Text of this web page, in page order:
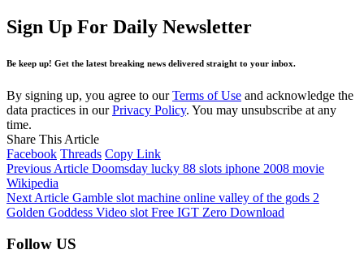
Sign Up For Daily Newsletter
Be keep up! Get the latest breaking news delivered straight to your inbox.
By signing up, you agree to ourTerms of Use and acknowledge the
data practices in ourPrivacy Policy. You may unsubscribe at any
time.
Share This Article
Facebook Threads Copy Link
Previous Article Doomsday lucky 88 slots iphone 2008 movie
Wikipedia
Next Article Gamble slot machine online valley of the gods 2
Golden Goddess Video slot Free IGT Zero Download
Follow US